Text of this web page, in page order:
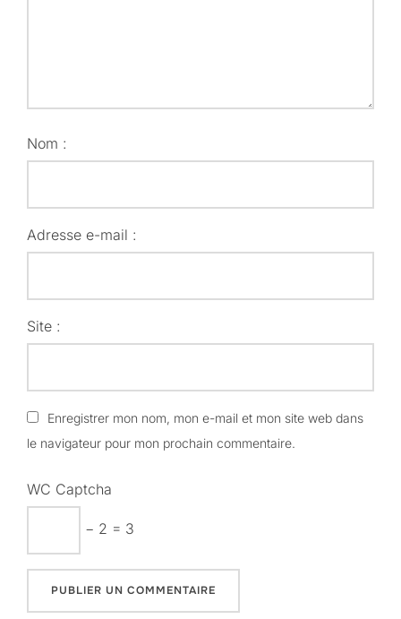
Nom :
Adresse e-mail :
Site :
Enregistrer mon nom, mon e-mail et mon site web dans
le navigateur pour mon prochain commentaire.
WC Captcha
− 2 = 3